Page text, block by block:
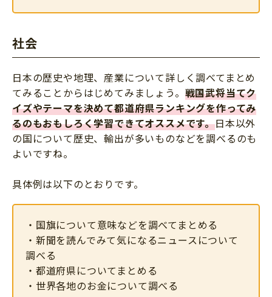
社会
日本の歴史や地理、産業について詳しく調べてまとめ
てみることからはじめてみましょう。 戦国武将当てク
イズやテーマを決めて都道府県ランキングを作ってみ
るのもおもしろく学習できてオススメです。日本以外
の国について歴史、輸出が多いものなどを調べるのも
よいですね。
具体例は以下のとおりです。
・国旗について意味などを調べてまとめる
・新聞を読んでみて気になるニュースについて
調べる
・都道府県についてまとめる
・世界各地のお金について調べる